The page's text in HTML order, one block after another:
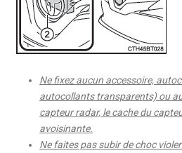
Ne fixez aucun accessoire,
autocollants transparents) ou
capteur radar, le cache du
avoisinante.
Ne faites pas subir de choc